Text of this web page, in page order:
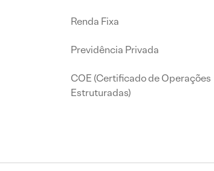
Renda Fixa
Previdência Privada
COE (Certificado de Operações
Estruturadas)